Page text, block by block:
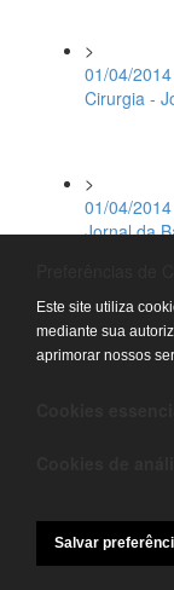
>
01/04/
Cirurgia -
>
01/04/
Jornal da
>
01/04/
Jornal
Este site utiliza
mediante sua
aprimorar nossos
Salvar